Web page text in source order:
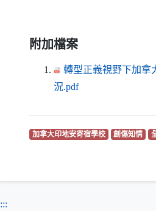
附加檔案
轉型正義視野下加拿
況.pdf（另開新視窗）
加拿大印地安寄宿學校（另開新視窗）
創傷知情（
:::